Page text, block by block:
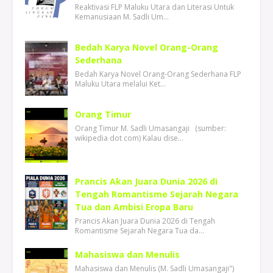
Reaktivasi FLP Maluku Utara dan Literasi Untuk
Kemanusiaan M. Sadli Um…
Bedah Karya Novel Orang-Orang
Sederhana
Bedah Karya Novel Orang-Orang Sederhana FLP
Maluku Utara melalui Ket…
Orang Timur
Orang Timur M. Sadli Umasangaji (sumber:
wikipedia dot com) Kalau dise…
Prancis Akan Juara Dunia 2026 di
Tengah Romantisme Sejarah Negara
Tua dan Ambisi Eropa Baru
Prancis Akan Juara Dunia 2026 di Tengah
Romantisme Sejarah Negara Tua da…
Mahasiswa dan Menulis
Mahasiswa dan Menulis (M. Sadli Umasangaji")